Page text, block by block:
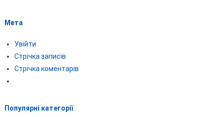
Мета
Увійти
Стрічка записів
Стрічка коментарів
Популярні категорії